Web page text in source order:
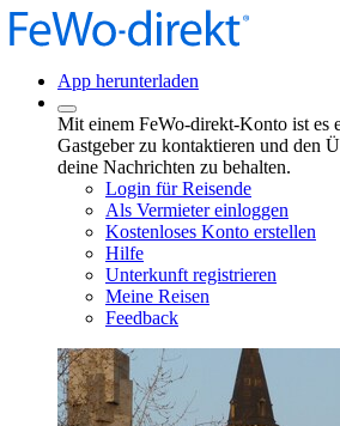
App herunterladen
Mit einem FeWo-direkt-Konto ist es
Gastgeber zu kontaktieren und den
deine Nachrichten zu behalten.
Login für Reisende
Als Vermieter einloggen
Kostenloses Konto erstellen
Hilfe
Unterkunft registrieren
Meine Reisen
Feedback